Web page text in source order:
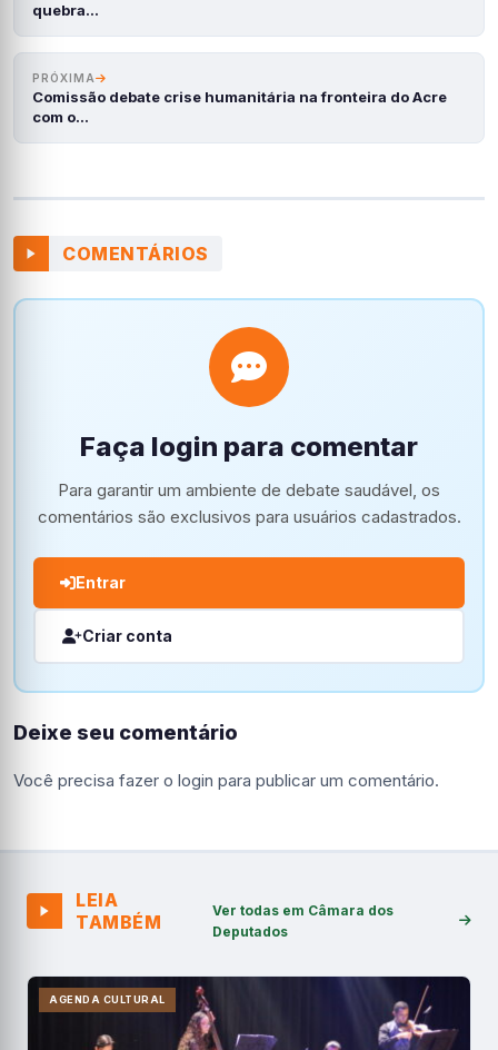
quebra…
PRÓXIMA
Comissão debate crise humanitária na fronteira do Acre
com o…
COMENTÁRIOS
Faça login para comentar
Para garantir um ambiente de debate saudável, os
comentários são exclusivos para usuários cadastrados.
Entrar
Criar conta
Deixe seu comentário
Você precisa fazer o login para publicar um comentário.
LEIA
TAMBÉM
Ver todas em Câmara dos
Deputados
AGENDA CULTURAL